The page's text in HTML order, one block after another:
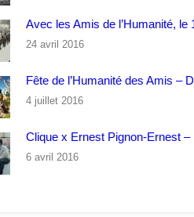
Avec les Amis de l’Humanité, le
24 avril 2016
Fête de l’Humanité des Amis –
4 juillet 2016
Clique x Ernest Pignon-Ernest
6 avril 2016